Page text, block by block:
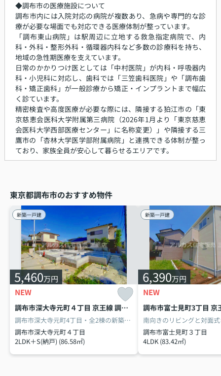
◆調布市の医療施設について
調布市内には入院対応の病院が複数あり、急病や専門的な診
療が必要な場面でも対応できる医療体制が整っています。
「調布東山病院」は駅周辺に立地する救急指定病院で、内
科・外科・整形外科・循環器内科など多数の診療科を持ち、
地域の急性期医療を支えています。
日常のかかりつけ医としては「中村医院」が内科・呼吸器内
科・小児科に対応し、歯科では「三笠歯科医院」や「調布歯
科・矯正歯科」が一般診療から矯正・インプラントまで幅広
く診ています。
精密検査や高度医療が必要な際には、隣接する狛江市の「東
京慈恵会医科大学附属第三病院（2026年1月より「東京慈恵
会医科大学西部医療センター」に名称変更）」や隣接する三
鷹市の「杏林大学医学部附属病院」と連携できる体制が整っ
ており、家族全員が安心して暮らせるエリアです。
東京都調布市のおすすめ物件
新築一戸建
5,460万円
NEW
調布市深大寺元町４丁目 京王線 調布駅 新築戸建 A号棟
調布市深大寺元町4丁目・全2棟の新築戸建て。東京ドーム約10個分の神代植物公園へ徒歩約5分、四季の自然を身近に感じる住環境。京王線「調布」駅へはバス便利用、「神代植物公園前」停まで徒歩約4分。約4.0m公道に面した区画です。お問い合わせは⇒0120-20-0148 ※お電話の際は『ホームページを見た』とお伝えください。
調布市深大寺元町４丁目
2LDK＋S(納戸) (86.58㎡)
新築一戸建
6,390万円
NEW
調布市富士見町３丁目
4LDK (83.42㎡)